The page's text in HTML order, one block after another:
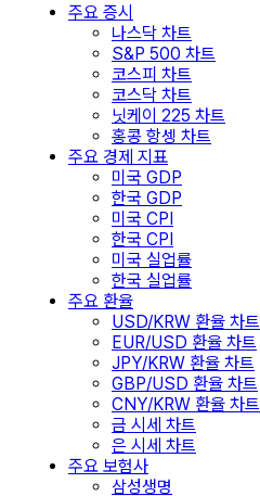
주요 증시
나스닥 차트
S&P 500 차트
코스피 차트
코스닥 차트
닛케이 225 차트
홍콩 항셍 차트
주요 경제 지표
미국 GDP
한국 GDP
미국 CPI
한국 CPI
미국 실업률
한국 실업률
주요 환율
USD/KRW 환율 차트
EUR/USD 환율 차트
JPY/KRW 환율 차트
GBP/USD 환율 차트
CNY/KRW 환율 차트
금 시세 차트
은 시세 차트
주요 보험사
삼성생명